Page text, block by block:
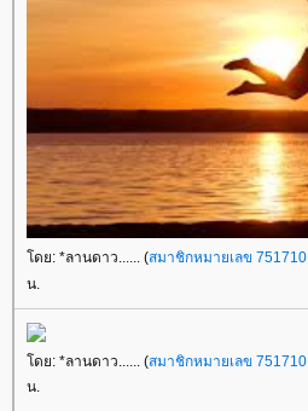
ดย: *ลานดาว...... (สมาชิกหมายเลข 751710
น.
ดย: *ลานดาว...... (สมาชิกหมายเลข 751710
น.